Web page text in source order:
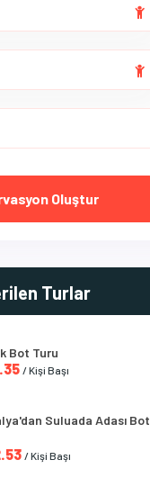
Oluştur
Turlar
Bot Turu
/ Kişi Başı
Suluada Adası Bot
/ Kişi Başı